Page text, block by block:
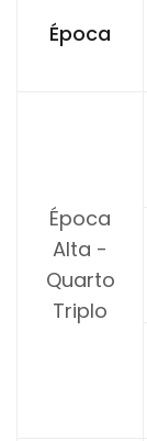
Época
Época
Alta -
Quarto
Triplo